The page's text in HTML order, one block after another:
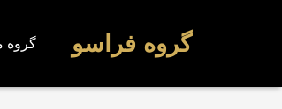
گروه فراسو گروه